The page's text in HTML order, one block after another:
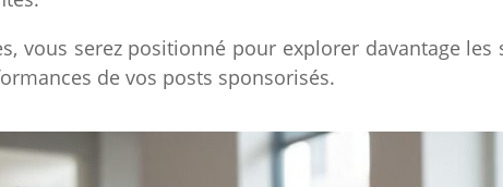
vous serez positionné pour explorer davantage
de vos posts sponsorisés.